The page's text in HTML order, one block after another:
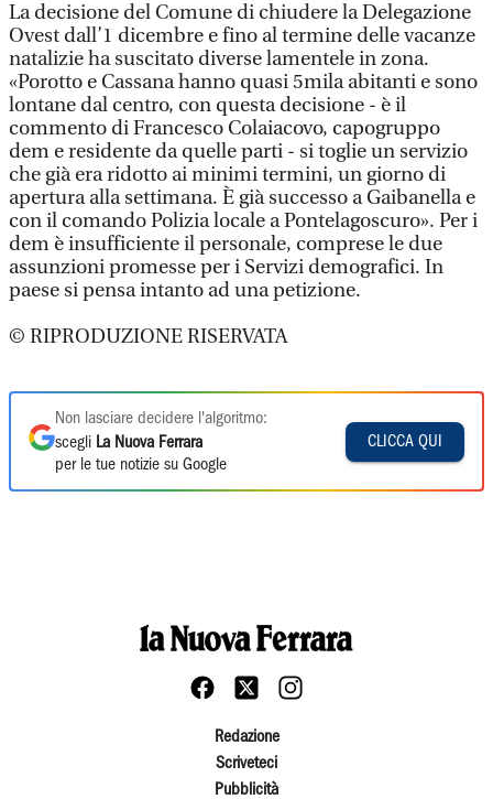
La decisione del Comune di chiudere la Delegazione
Ovest dall’1 dicembre e fino al termine delle vacanze
natalizie ha suscitato diverse lamentele in zona.
«Porotto e Cassana hanno quasi 5mila abitanti e sono
lontane dal centro, con questa decisione - è il
commento di Francesco Colaiacovo, capogruppo
dem e residente da quelle parti - si toglie un servizio
che già era ridotto ai minimi termini, un giorno di
apertura alla settimana. È già successo a Gaibanella e
con il comando Polizia locale a Pontelagoscuro». Per i
dem è insufficiente il personale, comprese le due
assunzioni promesse per i Servizi demografici. In
paese si pensa intanto ad una petizione.
© RIPRODUZIONE RISERVATA
Non lasciare decidere l'algoritmo:
scegli La Nuova Ferrara
per le tue notizie su Google
CLICCA QUI
Redazione
Scriveteci
Pubblicità